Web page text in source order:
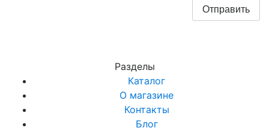
Разделы
Каталог
О магазине
Контакты
Блог